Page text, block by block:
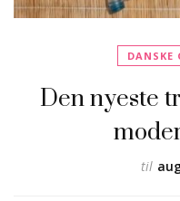
DANSKE
Den nyeste
til